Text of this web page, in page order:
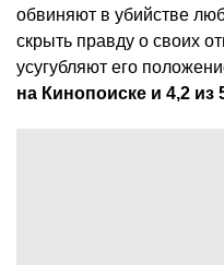
обвиняют в убийстве
скрыть правду о своих
усугубляют его
на Кинопоиске и 4,2 из